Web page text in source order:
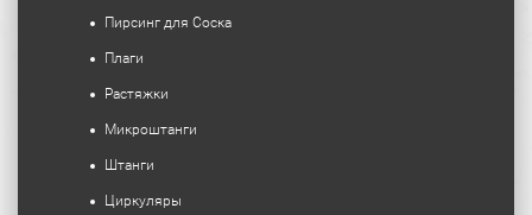
Пирсинг для Соска
Плаги
Растяжки
Микроштанги
Штанги
Циркуляры